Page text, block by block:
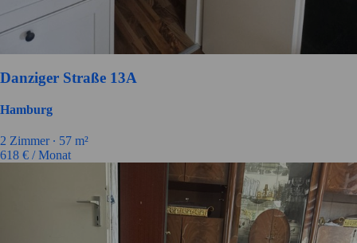
Danziger Straße 13A
Hamburg
2 Zimmer ∙ 57 m²
618 € / Monat